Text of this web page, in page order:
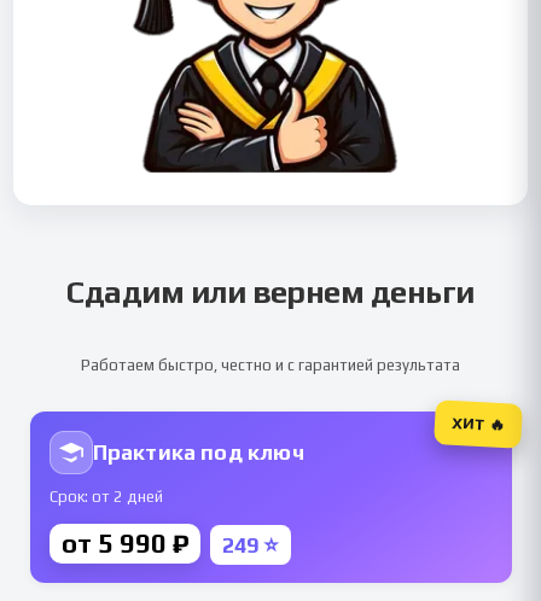
Сдадим или вернем деньги
Работаем быстро, честно и с гарантией результата
Практика под ключ
Срок: от 2 дней
от 5 990 ₽ 249 ⭐
ХИТ 🔥